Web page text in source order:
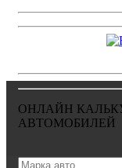
ОНЛАЙН
АВТОМОБИЛЕЙ